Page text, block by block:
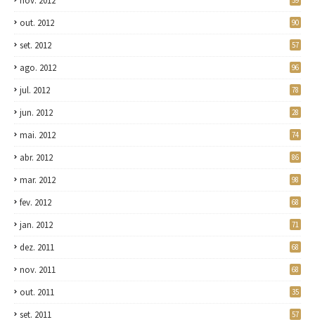
out. 2012 90
set. 2012 57
ago. 2012 96
jul. 2012 78
jun. 2012 28
mai. 2012 74
abr. 2012 86
mar. 2012 98
fev. 2012 68
jan. 2012 71
dez. 2011 68
nov. 2011 68
out. 2011 35
set. 2011 57